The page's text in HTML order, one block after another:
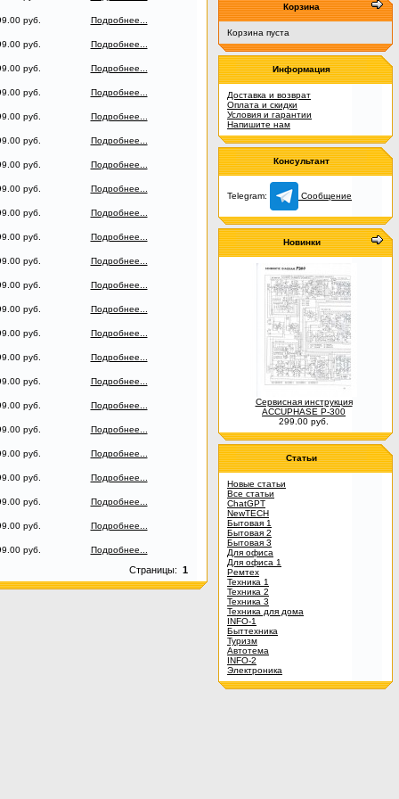
руб.
Подробнее...
руб.
Подробнее...
руб.
Подробнее...
руб.
Подробнее...
руб.
Подробнее...
руб.
Подробнее...
руб.
Подробнее...
руб.
Подробнее...
руб.
Подробнее...
руб.
Подробнее...
руб.
Подробнее...
руб.
Подробнее...
руб.
Подробнее...
руб.
Подробнее...
руб.
Подробнее...
руб.
Подробнее...
руб.
Подробнее...
руб.
Подробнее...
руб.
Подробнее...
руб.
Подробнее...
руб.
Подробнее...
руб.
Подробнее...
руб. Подробнее...
Страницы: 1
Корзина
Корзина пуста
Информация
Доставка и возврат
Оплата и скидки
Условия и гарантии
Напишите нам
Консультант
Telegram: Сообщение
Новинки
Сервисная инструкция
ACCUPHASE P-300
299.00 руб.
Статьи
Новые статьи
Все статьи
ChatGPT
NewTECH
Бытовая 1
Бытовая 2
Бытовая 3
Для офиса
Для офиса 1
Ремтех
Техника 1
Техника 2
Техника 3
Техника для дома
INFO-1
Быттехника
Туризм
Автотема
INFO-2
Электроника